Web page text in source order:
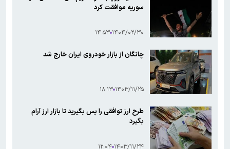
سوریه موافقت کرد
۱۴۰۴/۰۲/۳۰ ۱۴:۵۳
چانگان از بازار خودروی ایران خارج شد
۱۴۰۳/۱۱/۲۵ ۱۸:۱۳
طرح ارز توافقی را پس بگیرید تا بازار ارز آرام
بگیرد
۱۴۰۳/۱۱/۲۴ ۱۲:۰۴